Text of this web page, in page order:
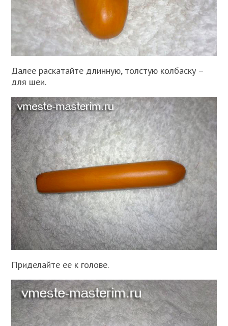
Далее раскатайте длинную, толстую колбаску –
для шеи.
Приделайте ее к голове.